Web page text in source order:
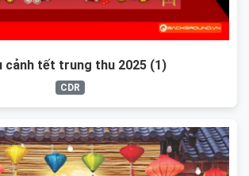
cảnh tết trung thu 2025 (1)
CDR